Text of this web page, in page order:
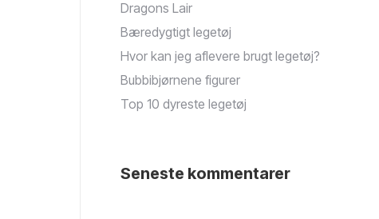
Dragons Lair
Bæredygtigt legetøj
Hvor kan jeg aflevere brugt legetøj?
Bubbibjørnene figurer
Top 10 dyreste legetøj
Seneste kommentarer